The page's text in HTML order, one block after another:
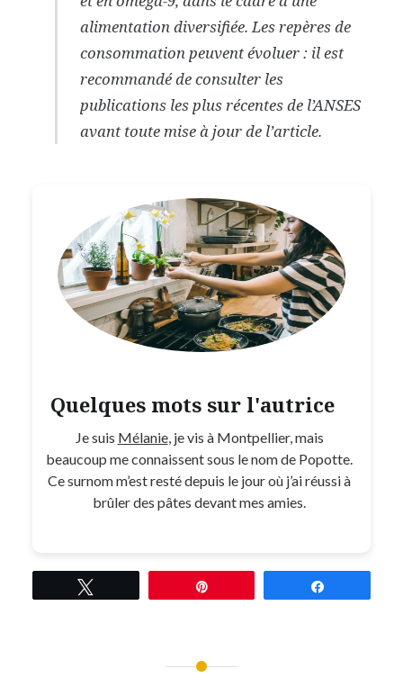
alimentation diversifiée. Les repères de
consommation peuvent évoluer : il est
recommandé de consulter les
publications les plus récentes de l’ANSES
avant toute mise à jour de l’article.
Quelques mots sur l'autrice
Je suis Mélanie, je vis à Montpellier, mais
beaucoup me connaissent sous le nom de Popotte.
Ce surnom m’est resté depuis le jour où j’ai réussi à
brûler des pâtes devant mes amies.